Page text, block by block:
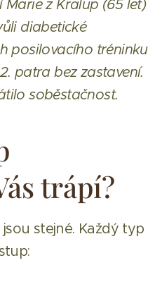
z Kralup (65 let)
diabetické
posilovacího tréninku
patra bez zastavení.
soběstačnost.
trápí?
stejné. Každý typ